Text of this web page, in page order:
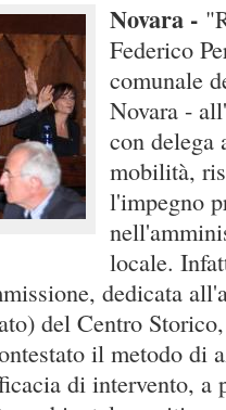
Novara -
Federico
comunale
Novara -
con delega
mobilità,
l'impegno
locale.
dedicata
del Centro
il metodo di
di intervento, a